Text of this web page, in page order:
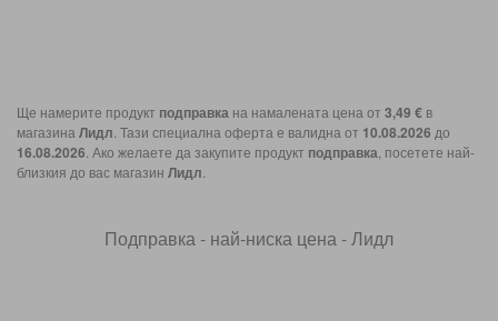
Ще намерите продукт подправка на намалената цена от 3,49 € в
магазина Лидл . Тази специална оферта е валидна от 10.08.2026 до
16.08.2026 . Ако желаете да закупите продукт подправка , посетете най-
близкия до вас магазин Лидл
Подправка - най-ниска цена - Лидл